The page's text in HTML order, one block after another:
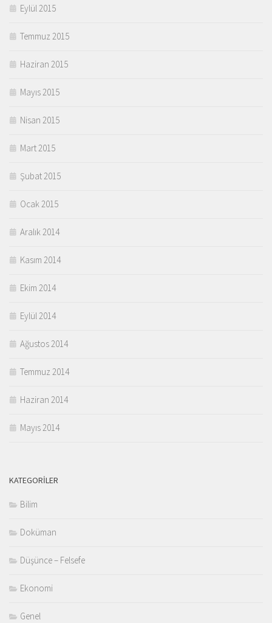
Eylül 2015
Temmuz 2015
Haziran 2015
Mayıs 2015
Nisan 2015
Mart 2015
Şubat 2015
Ocak 2015
Aralık 2014
Kasım 2014
Ekim 2014
Eylül 2014
Ağustos 2014
Temmuz 2014
Haziran 2014
Mayıs 2014
KATEGORILER
Bilim
Doküman
Düşünce – Felsefe
Ekonomi
Genel